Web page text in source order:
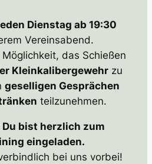
Dienstag ab 19:30
Vereinsabend.
das Schießen
Kleinkalibergewehr zu
geselligen Gesprächen
teilzunehmen.
bist herzlich zum
eingeladen.
bei uns vorbei!